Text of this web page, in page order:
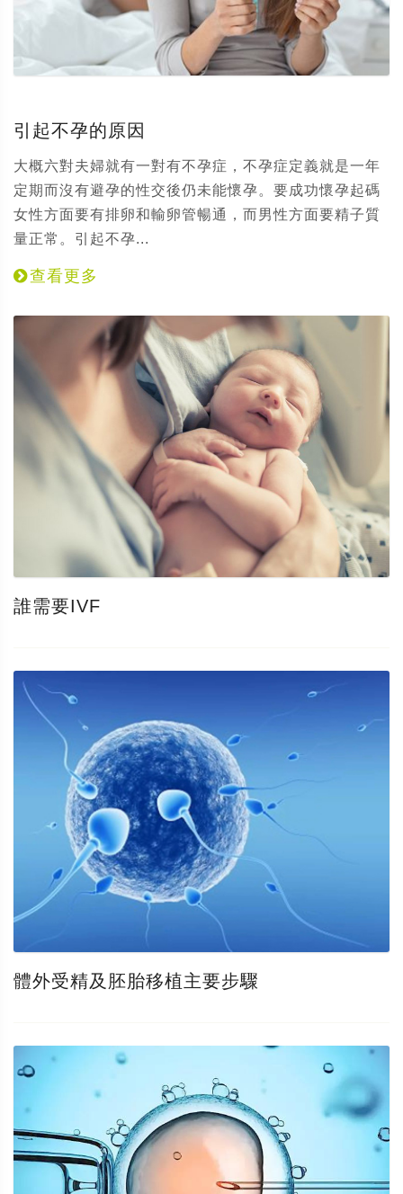
引起不孕的原因
大概六對夫婦就有一對有不孕症，不孕症定義就是一年
定期而沒有避孕的性交後仍未能懷孕。要成功懷孕起碼
女性方面要有排卵和輸卵管暢通，而男性方面要精子質
量正常。引起不孕...
查看更多
誰需要IVF
體外受精及胚胎移植主要步驟